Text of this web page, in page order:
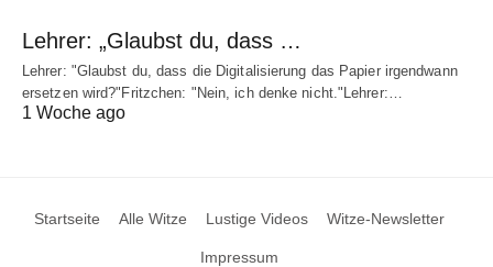
Lehrer: „Glaubst du, dass …
Lehrer: "Glaubst du, dass die Digitalisierung das Papier irgendwann
ersetzen wird?"Fritzchen: "Nein, ich denke nicht."Lehrer:…
1 Woche ago
Startseite Alle Witze Lustige Videos Witze-Newsletter
Impressum